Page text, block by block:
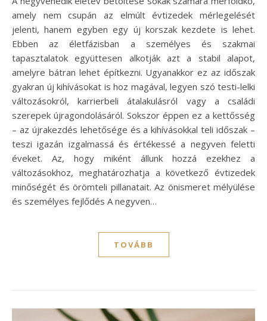
amely nem csupán az elmúlt évtizedek mérlegelését
jelenti, hanem egyben egy új korszak kezdete is lehet.
Ebben az életfázisban a személyes és szakmai
tapasztalatok együttesen alkotják azt a stabil alapot,
amelyre bátran lehet építkezni. Ugyanakkor ez az időszak
gyakran új kihívásokat is hoz magával, legyen szó testi-lelki
változásokról, karrierbeli átalakulásról vagy a családi
szerepek újragondolásáról. Sokszor éppen ez a kettősség
– az újrakezdés lehetősége és a kihívásokkal teli időszak –
teszi igazán izgalmassá és értékessé a negyven feletti
éveket. Az, hogy miként állunk hozzá ezekhez a
változásokhoz, meghatározhatja a következő évtizedek
minőségét és örömteli pillanatait. Az önismeret mélyülése
és személyes fejlődés A negyven…
TOVÁBB